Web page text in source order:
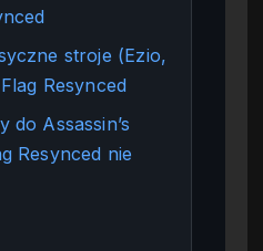
stroje (Ezio,
Resynced
do Assassin’s
Resynced nie